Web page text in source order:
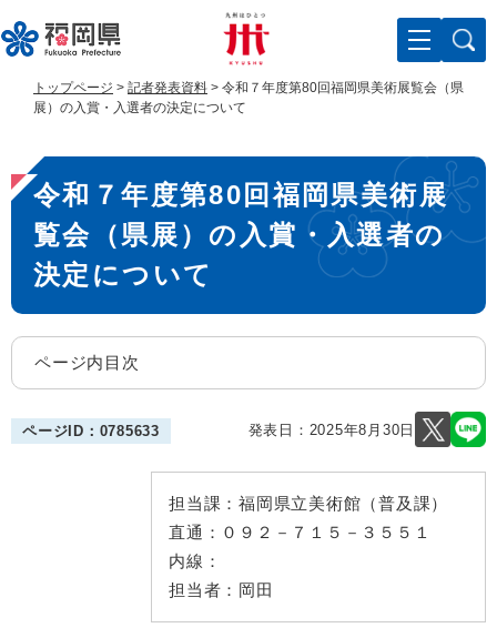
ー
ジ
す
。
ニ
ュ
し
て
トップページ > 記者発表資料 > 令和７年度第80回福岡県美術展覧会（県
展）の入賞・入選者の決定について
本
文
令和７年度第80回福岡県美術展
覧会（県展）の入賞・入選者の
決定について
ページ内目次
ページID：0785633 発表日： 2025年8月30日
担当課： 福岡県立美術館（普及課）
直通： ０９２－７１５－３５５１
内線：
担当者： 岡田